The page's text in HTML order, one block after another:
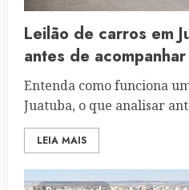
Leilão de carros em
antes de
Entenda como funciona
Juatuba, o que analisar
LEIA MAIS